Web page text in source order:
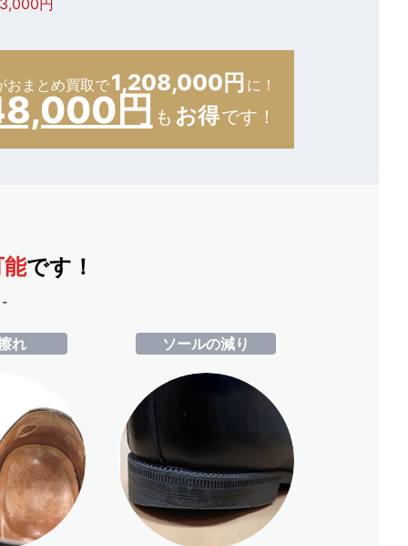
円
おまとめ買取で1,208,000円 に！
円 も お得です！
です！
-
れ ソールの減り